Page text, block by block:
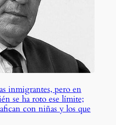
inmigrantes, pero en
se ha roto ese límite;
con niñas y los que